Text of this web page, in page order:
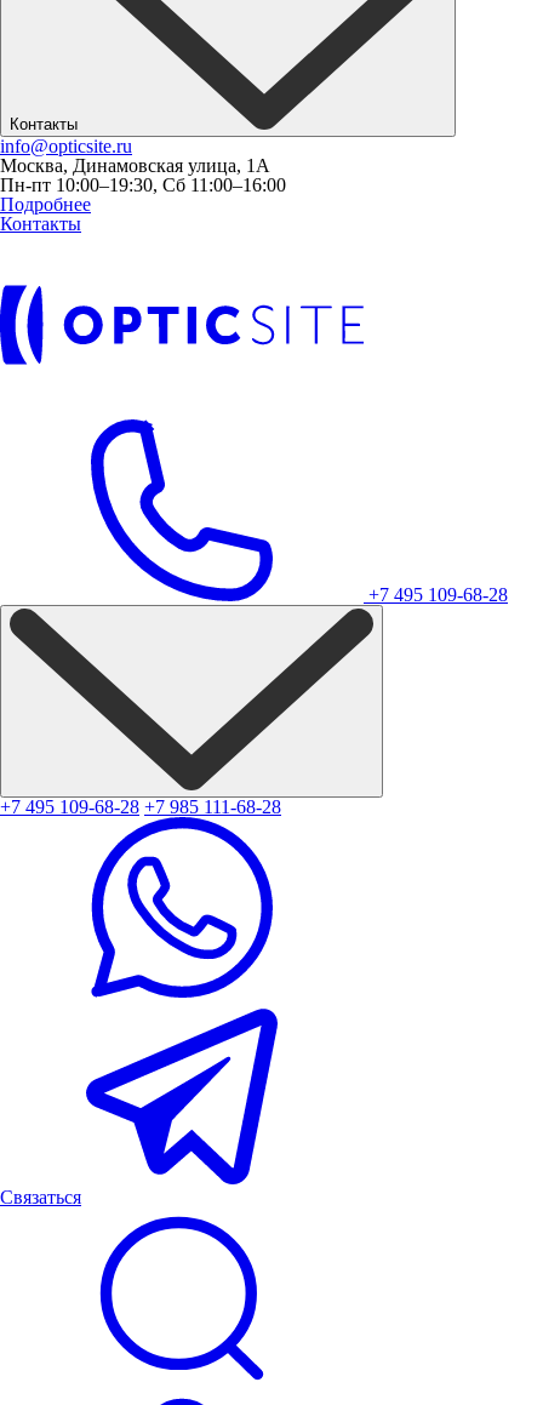
Контакты
info@opticsite.ru
Москва, Динамовская улица, 1А
Пн-пт 10:00–19:30, Сб 11:00–16:00
Подробнее
Контакты
+7 495 109-68-28
+7 495 109-68-28 +7 985 111-68-28
Связаться